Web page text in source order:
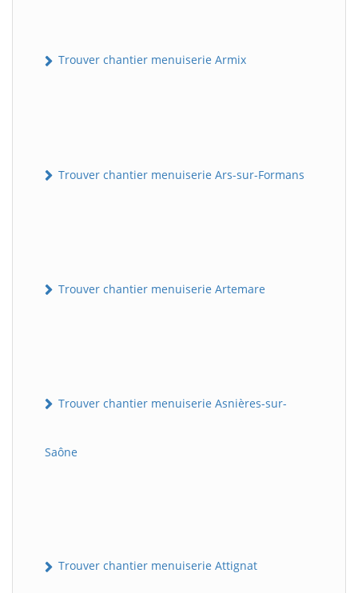
Trouver chantier menuiserie Armix
Trouver chantier menuiserie Ars-sur-Formans
Trouver chantier menuiserie Artemare
Trouver chantier menuiserie Asnières-sur-
Saône
Trouver chantier menuiserie Attignat